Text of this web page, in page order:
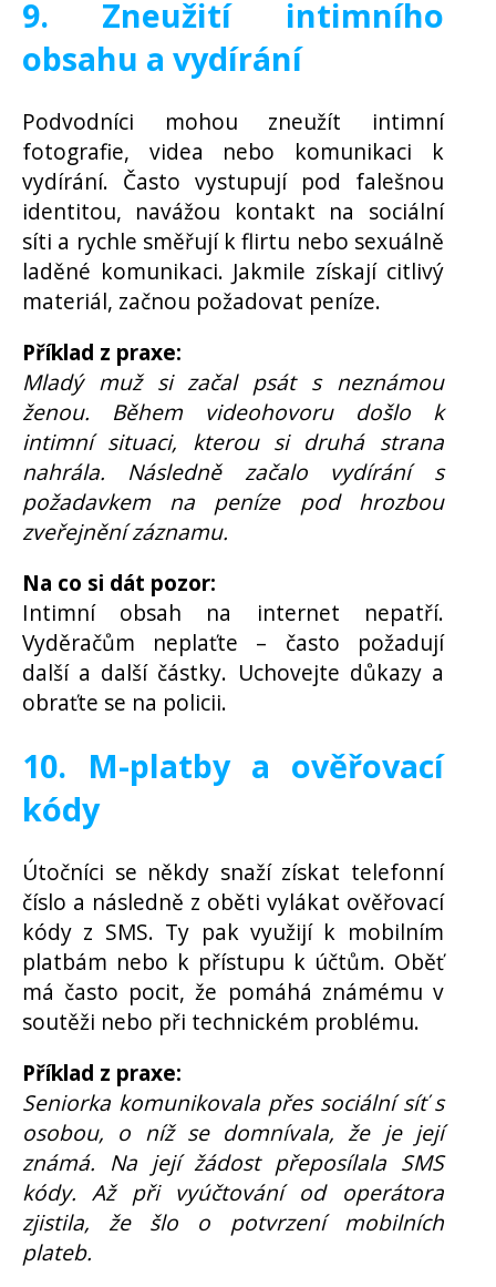
9. Zneužití intimního
obsahu a vydírání
Podvodníci mohou zneužít intimní
fotografie, videa nebo komunikaci k
vydírání. Často vystupují pod falešnou
identitou, navážou kontakt na sociální
síti a rychle směřují k flirtu nebo sexuálně
laděné komunikaci. Jakmile získají citlivý
materiál, začnou požadovat peníze.
Příklad z praxe:
Mladý muž si začal psát s neznámou
ženou. Během videohovoru došlo k
intimní situaci, kterou si druhá strana
nahrála. Následně začalo vydírání s
požadavkem na peníze pod hrozbou
zveřejnění záznamu.
Na co si dát pozor:
Intimní obsah na internet nepatří.
Vyděračům neplaťte – často požadují
další a další částky. Uchovejte důkazy a
obraťte se na policii.
10. M-platby a ověřovací
kódy
Útočníci se někdy snaží získat telefonní
číslo a následně z oběti vylákat ověřovací
kódy z SMS. Ty pak využijí k mobilním
platbám nebo k přístupu k účtům. Oběť
má často pocit, že pomáhá známému v
soutěži nebo při technickém problému.
Příklad z praxe:
Seniorka komunikovala přes sociální síť s
osobou, o níž se domnívala, že je její
známá. Na její žádost přeposílala SMS
kódy. Až při vyúčtování od operátora
zjistila, že šlo o potvrzení mobilních
plateb.